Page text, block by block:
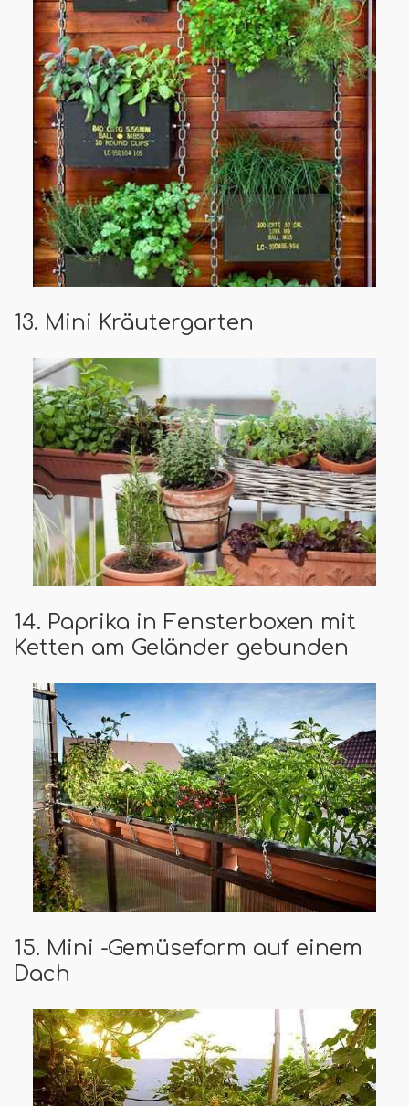
13. Mini Kräutergarten
14. Paprika in Fensterboxen mit
Ketten am Geländer gebunden
15. Mini -Gemüsefarm auf einem
Dach